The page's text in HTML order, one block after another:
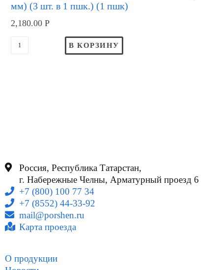
мм) (3 шт. в 1 пшк.) (1 пшк)
2,180.00Р
В КОРЗИНУ
Россия, Республика Татарстан,
г. Набережные Челны, Арматурный проезд 6
+7 (800) 100 77 34
+7 (8552) 44-33-92
mail@porshen.ru
Карта проезда
О продукции